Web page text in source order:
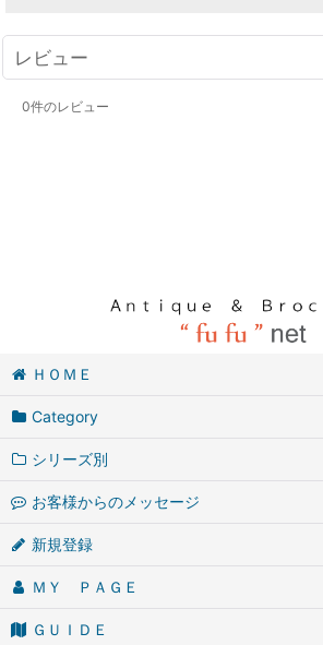
レビュー
0件のレビュー
ＨＯＭＥ
Category
シリーズ別
お客様からのメッセージ
新規登録
ＭＹ ＰＡＧＥ
ＧＵＩＤＥ